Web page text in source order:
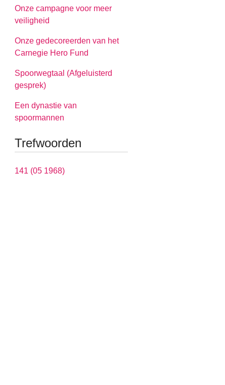
Onze campagne voor meer
veiligheid
Onze gedecoreerden van het
Carnegie Hero Fund
Spoorwegtaal (Afgeluisterd
gesprek)
Een dynastie van
spoormannen
Trefwoorden
141 (05 1968)